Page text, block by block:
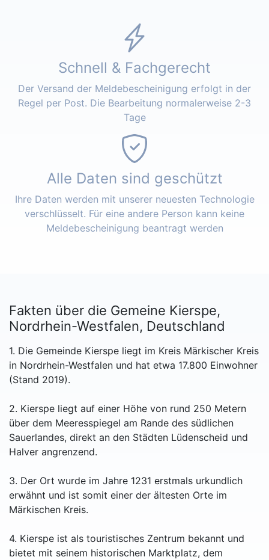
Schnell & Fachgerecht
Der Versand der Meldebescheinigung erfolgt in der
Regel per Post. Die Bearbeitung normalerweise 2-3
Tage
Alle Daten sind geschützt
Ihre Daten werden mit unserer neuesten Technologie
verschlüsselt. Für eine andere Person kann keine
Meldebescheinigung beantragt werden
Fakten über die Gemeine Kierspe,
Nordrhein-Westfalen, Deutschland
1. Die Gemeinde Kierspe liegt im Kreis Märkischer Kreis
in Nordrhein-Westfalen und hat etwa 17.800 Einwohner
(Stand 2019).
2. Kierspe liegt auf einer Höhe von rund 250 Metern
über dem Meeresspiegel am Rande des südlichen
Sauerlandes, direkt an den Städten Lüdenscheid und
Halver angrenzend.
3. Der Ort wurde im Jahre 1231 erstmals urkundlich
erwähnt und ist somit einer der ältesten Orte im
Märkischen Kreis.
4. Kierspe ist als touristisches Zentrum bekannt und
bietet mit seinem historischen Marktplatz, dem